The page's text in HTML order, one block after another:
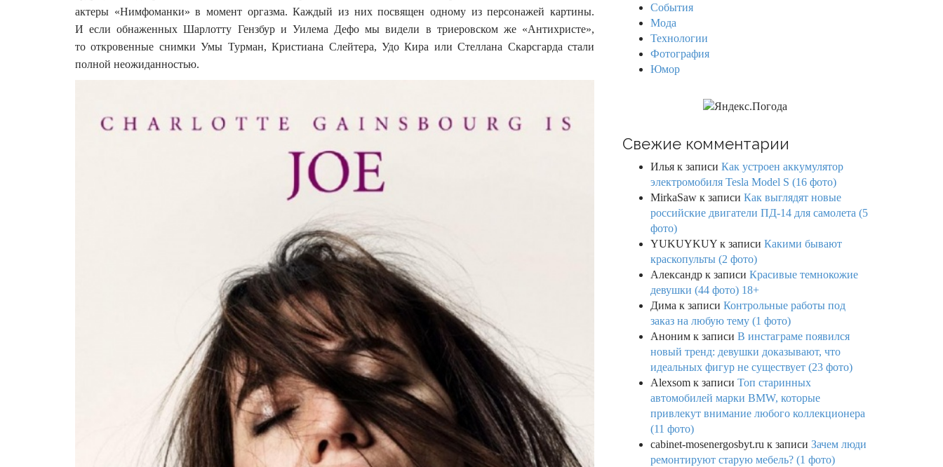
актеры «Нимфоманки» в момент оргазма. Каждый из них посвящен одному из персонажей картины.
И если обнаженных Шарлотту Гензбур и Уилема Дефо мы видели в триеровском же «Антихристе»,
то откровенные снимки Умы Турман, Кристиана Слейтера, Удо Кира или Стеллана Скарсгарда стали
полной неожиданностью.
События
Мода
Технологии
Фотография
Юмор
Свежие комментарии
Илья к записи Как устроен аккумулятор
электромобиля Tesla Model S (16 фото)
MirkaSaw к записи Как выглядят новые
российские двигатели ПД-14 для самолета (5
фото)
YUKUYKUY к записи Какими бывают
краскопульты (2 фото)
Александр к записи Красивые темнокожие
девушки (44 фото) 18+
Дима к записи Контрольные работы под
заказ на любую тему (1 фото)
Аноним к записи В инстаграме появился
новый тренд: девушки доказывают, что
идеальных фигур не существует (23 фото)
Alexsom к записи Топ старинных
автомобилей марки BMW, которые
привлекут внимание любого коллекционера
(11 фото)
cabinet-mosenergosbyt.ru к записи Зачем люди
ремонтируют старую мебель? (1 фото)